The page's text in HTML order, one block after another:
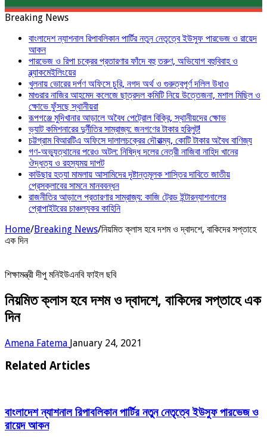
Breaking News
বাংলাদেশ ন্যাশনাল রিপাবলিকান পার্টির নতুন নেতৃত্বে ইউসুফ পারভেজ ও রায়েদ
আকন
পারভেজ ও রিপা চক্রের প্রতারণার ফাঁদে বহু তরুণ, অভিযোগ বহুবিবাহ ও
ব্ল্যাকমেইলিংয়ের
খুলনায় ভোরের দর্পণ অফিসে চুরি, নগদ অর্থ ও গুরুত্বপূর্ণ দলিল উধাও
মাগুরার নাজির আহমেদ কলেজে ছাত্রদল কমিটি নিয়ে উত্তেজনা, মশাল মিছিল ও
ক্ষোভে ফুঁসছে স্থানীয়রা
রূপগঞ্জে মুদিখানার আড়ালে অবৈধ পেট্রোল বিক্রি, স্থানীয়দের ক্ষোভ
ভ্যাট কমিশনারের দুর্নীতির সাম্রাজ্য: জনগণের টাকার হরিলুট!
চট্টগ্রাম বিআরটিএ অফিসে দালালচক্রের দৌরাত্ম্য, কোটি টাকার অবৈধ বাণিজ্য
গণ-অভ্যুত্থানের পরেও অটল: নিষিদ্ধ দলের নেত্রী নাজিবা নাহিদ খানের
ঔদ্ধত্য ও রহস্যময় দাপট
কাউছার হত্যা মামলায় আসামিদের দৃষ্টান্তমূলক শাস্তির দাবিতে জাতীয়
প্রেসক্লাবের সামনে মানববন্ধন
রাজনীতির আড়ালে প্রতারণার সাম্রাজ্য: কাজি ট্রেড ইন্টারন্যাশনালের
প্রোপাইটরের চাঞ্চল্যকর কাহিনি
Home/Breaking News/নিয়মিত ক্লাস হবে দশম ও দ্বাদশে, বাকিদের সপ্তাহে
এক দিন
শিক্ষামন্ত্রী দীপু মনিইউএনবি ফাইল ছবি
নিয়মিত ক্লাস হবে দশম ও দ্বাদশে, বাকিদের সপ্তাহে এক
দিন
Amena Fatema January 24, 2021
Related Articles
বাংলাদেশ ন্যাশনাল রিপাবলিকান পার্টির নতুন নেতৃত্বে ইউসুফ পারভেজ ও
রায়েদ আকন